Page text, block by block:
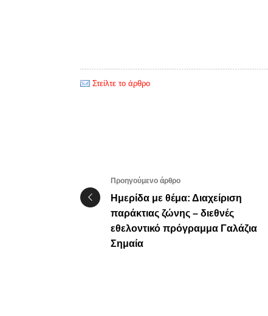
Στείλτε το άρθρο
Προηγούμενο άρθρο
Ημερίδα με θέμα: Διαχείριση
παράκτιας ζώνης – διεθνές
εθελοντικό πρόγραμμα Γαλάζια
Σημαία